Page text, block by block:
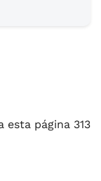
esta página 313